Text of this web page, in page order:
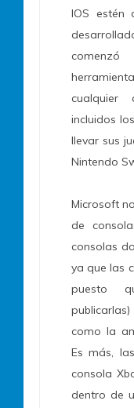
IOS estén
cualquier
incluidos
llevar sus
Nintendo
Microsoft
de
consolas
ya que las
puesto
como la
Es más,
consola
dentro de